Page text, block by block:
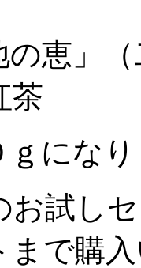
の恵」
茶
ｇにな
お試し
まで購